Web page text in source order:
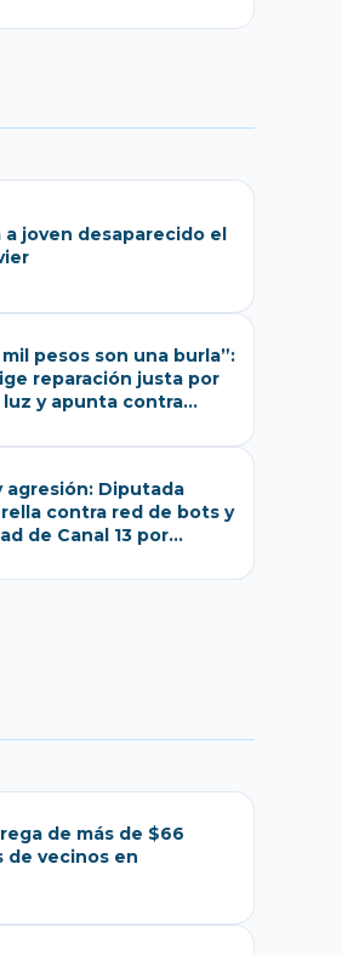
a joven desaparecido el
pesos son una burla”:
reparación justa por
y apunta contra
agresión: Diputada
contra red de bots y
de Canal 13 por
de más de $66
de vecinos en